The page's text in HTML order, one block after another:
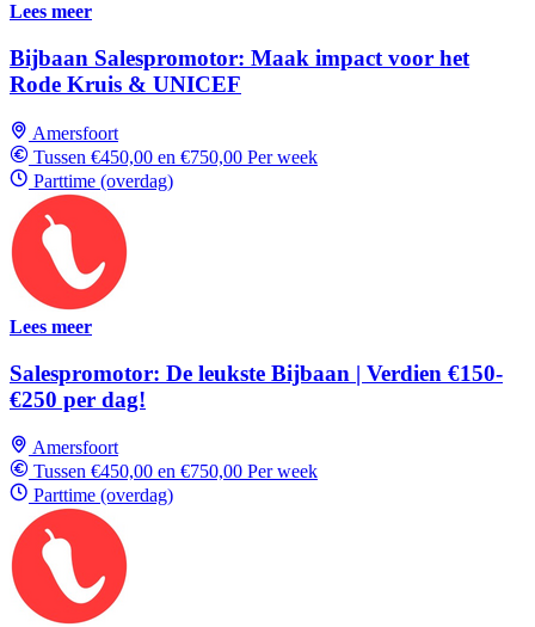
Lees meer
Bijbaan Salespromotor: Maak impact voor het
Rode Kruis & UNICEF
Amersfoort
Tussen €450,00 en €750,00 Per week
Parttime (overdag)
Lees meer
Salespromotor: De leukste Bijbaan | Verdien €150-
€250 per dag!
Amersfoort
Tussen €450,00 en €750,00 Per week
Parttime (overdag)